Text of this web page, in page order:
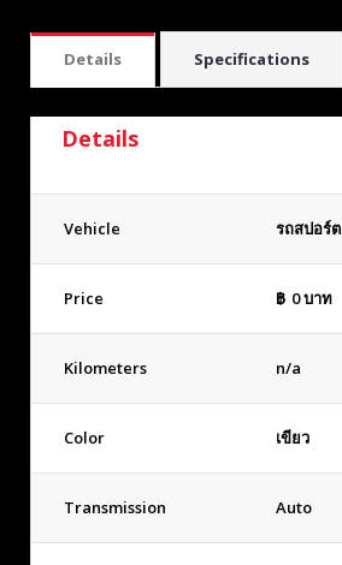
Details Specifications
Details
Vehicle รถสปอร์ต
Price ฿ 0บาท
Kilometers n/a
Color เขียว
Transmission Auto